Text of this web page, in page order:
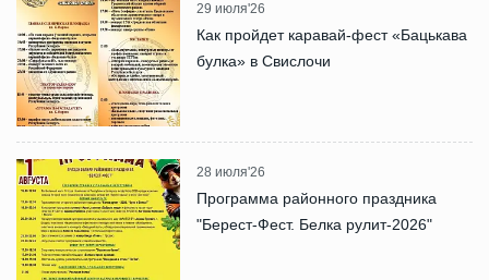
29 июля'26
Как пройдет каравай-фест «Бацькава
булка» в Свислочи
28 июля'26
Программа районного праздника
"Берест-Фест. Белка рулит-2026"